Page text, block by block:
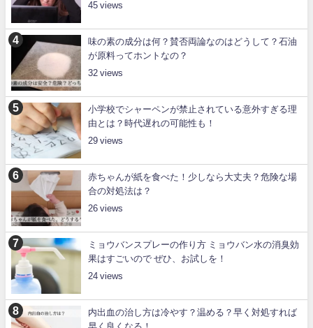
45
味の素の成分は何？賛否両論なのはどうして？石油
が原料ってホントなの？
32
小学校でシャーペンが禁止されている意外すぎる理
由とは？時代遅れの可能性も！
29
赤ちゃんが紙を食べた！少しなら大丈夫？危険な場
合の対処法は？
26
ミョウバンスプレーの作り方 ミョウバン水の消臭効
果はすごいので ぜひ、お試しを！
24
内出血の治し方は冷やす？温める？早く対処すれば